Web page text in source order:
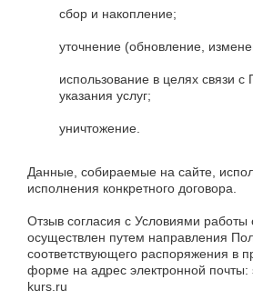
сбор и накопление;
уточнение (обновление,
использование в целях связи с
указания услуг;
уничтожение.
Данные, собираемые на сайте,
исполнения конкретного договора.
Отзыв согласия с Условиями работы
осуществлен путем направления
соответствующего распоряжения в
форме на адрес электронной почты:
kurs.ru